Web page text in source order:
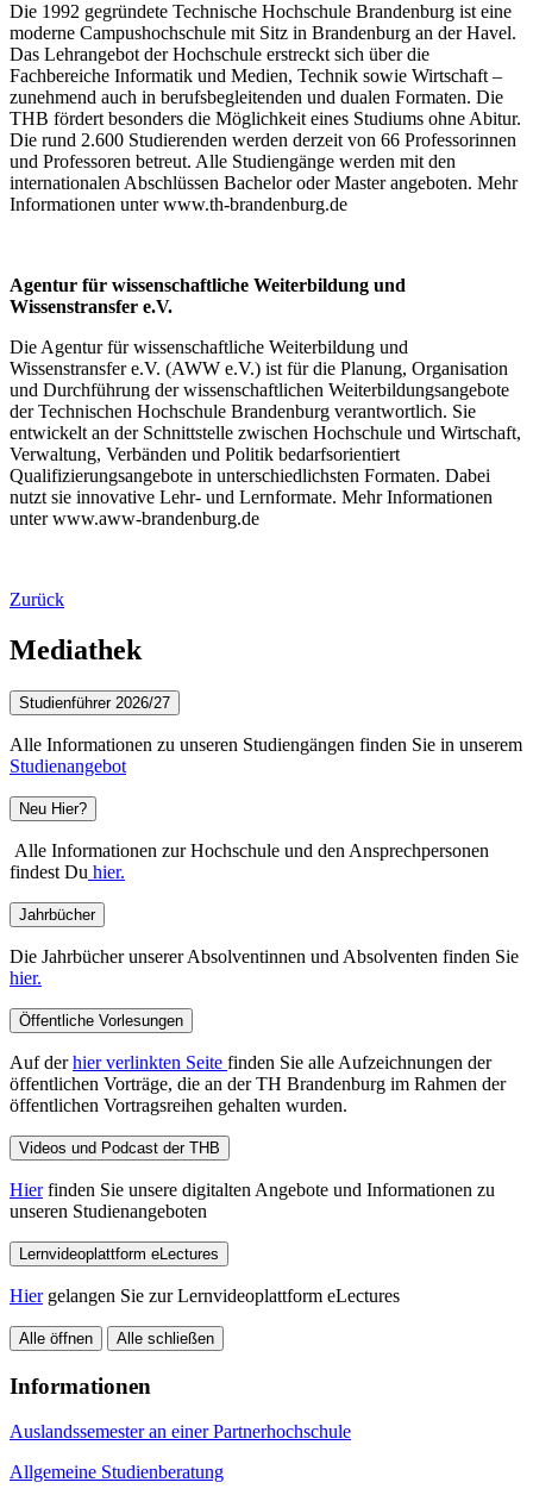
Die 1992 gegründete Technische Hochschule Brandenburg ist eine
moderne Campushochschule mit Sitz in Brandenburg an der Havel.
Das Lehrangebot der Hochschule erstreckt sich über die
Fachbereiche Informatik und Medien, Technik sowie Wirtschaft –
zunehmend auch in berufsbegleitenden und dualen Formaten. Die
THB fördert besonders die Möglichkeit eines Studiums ohne Abitur.
Die rund 2.600 Studierenden werden derzeit von 66 Professorinnen
und Professoren betreut. Alle Studiengänge werden mit den
internationalen Abschlüssen Bachelor oder Master angeboten. Mehr
Informationen unter www.th-brandenburg.de
Agentur für wissenschaftliche Weiterbildung und
Wissenstransfer e.V.
Die Agentur für wissenschaftliche Weiterbildung und
Wissenstransfer e.V. (AWW e.V.) ist für die Planung, Organisation
und Durchführung der wissenschaftlichen Weiterbildungsangebote
der Technischen Hochschule Brandenburg verantwortlich. Sie
entwickelt an der Schnittstelle zwischen Hochschule und Wirtschaft,
Verwaltung, Verbänden und Politik bedarfsorientiert
Qualifizierungsangebote in unterschiedlichsten Formaten. Dabei
nutzt sie innovative Lehr- und Lernformate. Mehr Informationen
unter www.aww-brandenburg.de
Zurück
Mediathek
Studienführer 2026/27
Alle Informationen zu unseren Studiengängen finden Sie in unserem
Studienangebot
Neu Hier?
Alle Informationen zur Hochschule und den Ansprechpersonen
findest Du hier.
Jahrbücher
Die Jahrbücher unserer Absolventinnen und Absolventen finden Sie
hier.
Öffentliche Vorlesungen
Auf derhier verlinkten Seite finden Sie alle Aufzeichnungen der
öffentlichen Vorträge, die an der TH Brandenburg im Rahmen der
öffentlichen Vortragsreihen gehalten wurden.
Videos und Podcast der THB
Hierfinden Sie unsere digitalten Angebote und Informationen zu
unseren Studienangeboten
Lernvideoplattform eLectures
Hiergelangen Sie zur Lernvideoplattform eLectures
Alle öffnen Alle schließen
Informationen
Auslandssemester an einer Partnerhochschule
Allgemeine Studienberatung